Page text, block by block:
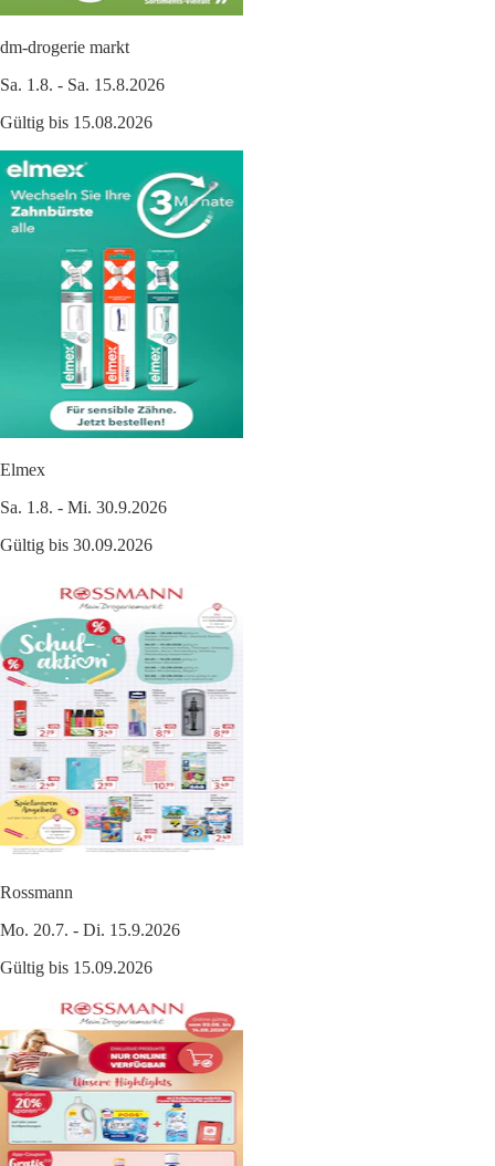
dm-drogerie markt
Sa. 1.8. - Sa. 15.8.2026
Gültig bis 15.08.2026
Elmex
Sa. 1.8. - Mi. 30.9.2026
Gültig bis 30.09.2026
Rossmann
Mo. 20.7. - Di. 15.9.2026
Gültig bis 15.09.2026